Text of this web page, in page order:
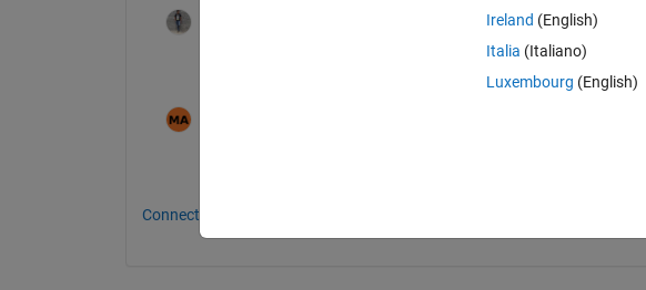
Connectez-vous pour commenter.
Ireland (English)
Italia (Italiano)
Luxembourg (English)